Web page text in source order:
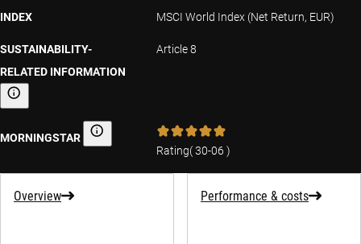
INDEX MSCI World Index (Net Return, EUR)
SUSTAINABILITY-
RELATED INFORMATION
Sustainability-related information
Article 8
MORNINGSTAR Morningstar
Rating(30-06 )
Overview Performance & costs